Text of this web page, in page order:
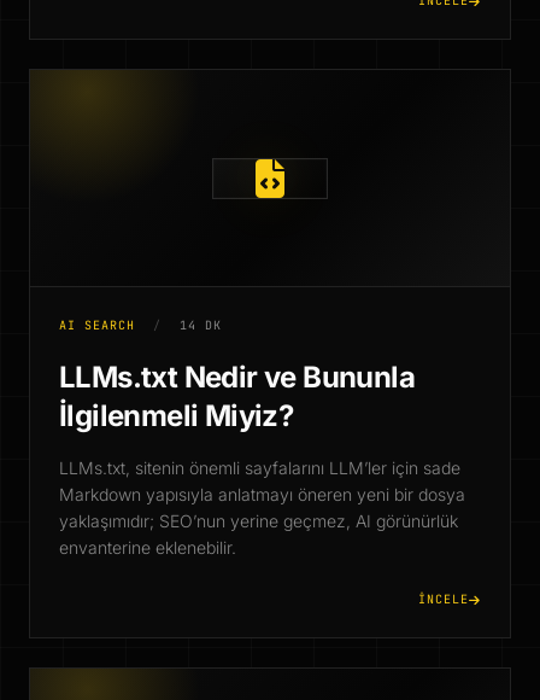
AI SEARCH / 14 DK
LLMs.txt Nedir ve Bununla
İlgilenmeli Miyiz?
LLMs.txt, sitenin önemli sayfalarını LLM’ler için sade
Markdown yapısıyla anlatmayı öneren yeni bir dosya
yaklaşımıdır; SEO’nun yerine geçmez, AI görünürlük
envanterine eklenebilir.
İNCELE